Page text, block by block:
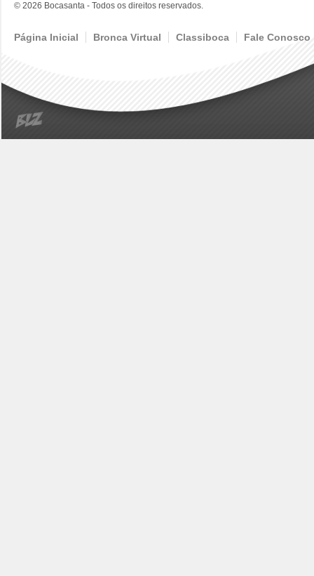
© 2026 Bocasanta - Todos os direitos reservados.
Página Inicial Bronca Virtual Classiboca Fale Conosco